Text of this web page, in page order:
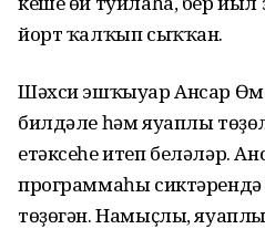
йорт ҡалҡып сыҡҡан.
Шәхси эшҡыуар Ансар
билдәле һәм яуаплы
етәксеһе итеп беләләр.
программаһы сиктәрендә
төҙөгән. Намыҫлы,